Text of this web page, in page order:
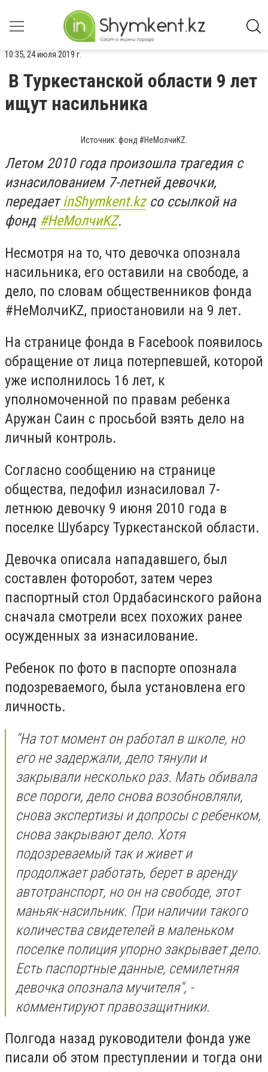
10:35, 24 июля 2019 г.
В Туркестанской области 9 лет
ищут насильника
Источник: фонд #НеМолчиKZ.
Летом 2010 года произошла трагедия с
изнасилованием 7-летней девочки,
передаетinShymkent.kzсо ссылкой на
фонд #НеМолчиKZ.
Несмотря на то, что девочка опознала
насильника, его оставили на свободе, а
дело, по словам общественников фонда
#НеМолчиKZ, приостановили на 9 лет.
На странице фонда в Facebook появилось
обращение от лица потерпевшей, которой
уже исполнилось 16 лет, к
уполномоченной по правам ребенка
Аружан Саин с просьбой взять дело на
личный контроль.
Согласно сообщению на странице
общества, педофил изнасиловал 7-
летнюю девочку 9 июня 2010 года в
поселке Шубарсу Туркестанской области.
Девочка описала нападавшего, был
составлен фоторобот, затем через
паспортный стол Ордабасинского района
сначала смотрели всех похожих ранее
осужденных за изнасилование.
Ребенок по фото в паспорте опознала
подозреваемого, была установлена его
личность.
"На тот момент он работал в школе, но
его не задержали, дело тянули и
закрывали несколько раз. Мать обивала
все пороги, дело снова возобновляли,
снова экспертизы и допросы с ребенком,
снова закрывают дело. Хотя
подозреваемый так и живет и
продолжает работать, берет в аренду
автотранспорт, но он на свободе, этот
маньяк-насильник. При наличии такого
количества свидетелей в маленьком
поселке полиция упорно закрывает дело.
Есть паспортные данные, семилетняя
девочка опознала мучителя", -
комментируют правозащитники.
Полгода назад руководители фонда уже
писали об этом преступлении и тогда они